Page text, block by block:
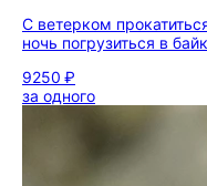
С ветерком
ночь погрузиться в
9250 ₽
за одного